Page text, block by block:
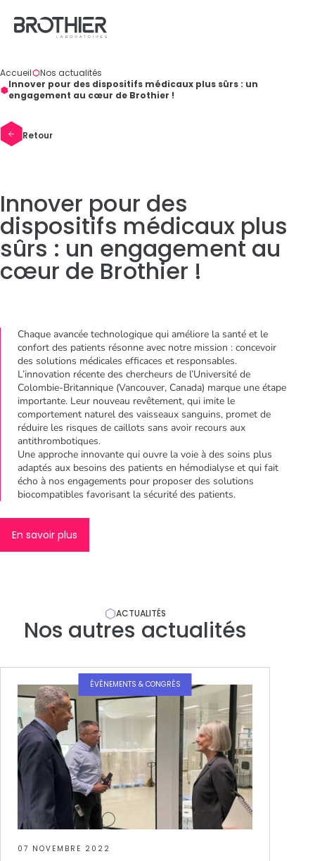
Vous
êtes
Accueil
Nos actualités
Innover pour des dispositifs médicaux plus sûrs : un
engagement au cœur de Brothier !
Retour
Innover pour des
dispositifs médicaux plus
sûrs : un engagement au
cœur de Brothier !
Chaque avancée technologique qui améliore la santé et le
confort des patients résonne avec notre mission : concevoir
des solutions médicales efficaces et responsables.
L’innovation récente des chercheurs de l’Université de
Colombie-Britannique (Vancouver, Canada) marque une étape
importante. Leur nouveau revêtement, qui imite le
comportement naturel des vaisseaux sanguins, promet de
réduire les risques de caillots sans avoir recours aux
antithrombotiques.
Une approche innovante qui ouvre la voie à des soins plus
adaptés aux besoins des patients en hémodialyse et qui fait
écho à nos engagements pour proposer des solutions
biocompatibles favorisant la sécurité des patients.
En savoir plus
ACTUALITÉS
Nos autres actualités
ÉVÈNEMENTS & CONGRÈS
07 NOVEMBRE 2022